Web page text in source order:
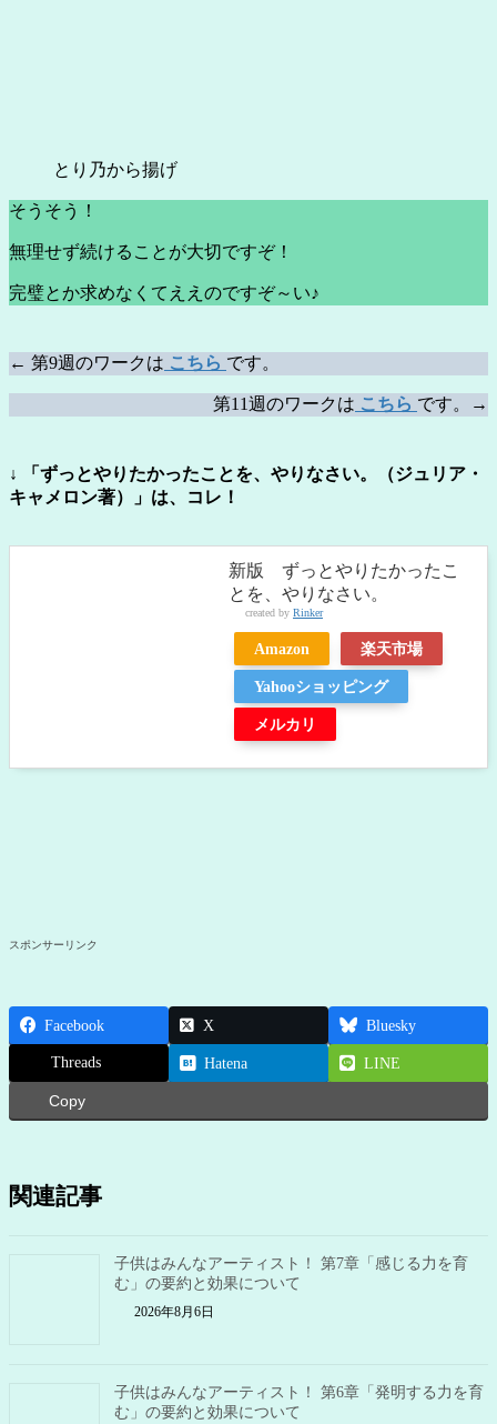
とり乃から揚げ
そうそう！
無理せず続けることが大切ですぞ！
完璧とか求めなくてええのですぞ～い♪
← 第9週のワークは こちら です。
第11週のワークは こちら です。→
↓ 「ずっとやりたかったことを、やりなさい。（ジュリア・
キャメロン著）」は、コレ！
新版 ずっとやりたかったこ
とを、やりなさい。
created by Rinker
Amazon 楽天市場
Yahooショッピング
メルカリ
スポンサーリンク
Facebook X Bluesky
Threads Hatena LINE
Copy
関連記事
子供はみんなアーティスト！ 第7章「感じる力を育
む」の要約と効果について
2026年8月6日
子供はみんなアーティスト！ 第6章「発明する力を育
む」の要約と効果について